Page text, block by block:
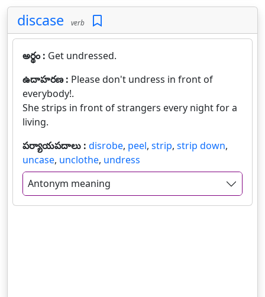
discase verb
అర్థం : Get undressed.
ఉదాహరణ : Please don't undress in front of
everybody!.
She strips in front of strangers every night for a
living.
పర్యాయపదాలు : disrobe, peel, strip, strip down,
uncase, unclothe, undress
Antonym meaning